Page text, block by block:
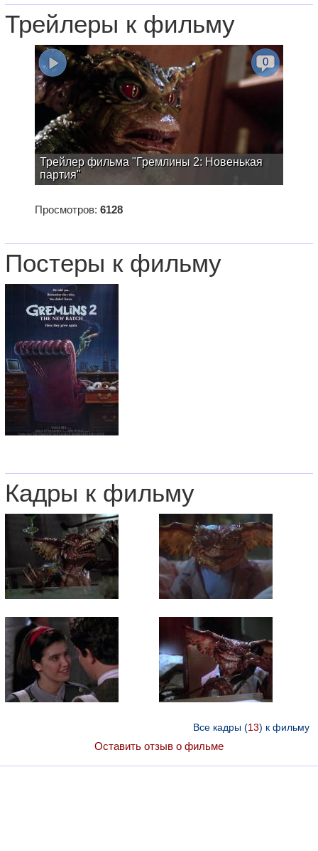
Трейлеры к фильму
Трейлер фильма "Гремлины 2: Новенькая
партия"
0
Просмотров: 6128
Постеры к фильму
Кадры к фильму
Все кадры (13) к фильму
Оставить отзыв о фильме